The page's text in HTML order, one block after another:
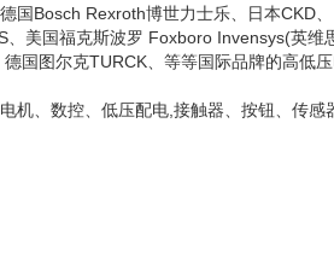
国Bosch Rexroth博世力士乐、日本CKD
美国福克斯波罗 Foxboro Invensys(英维
国图尔克TURCK、等等国际品牌的高低
、数控、低压配电,接触器、按钮、传感